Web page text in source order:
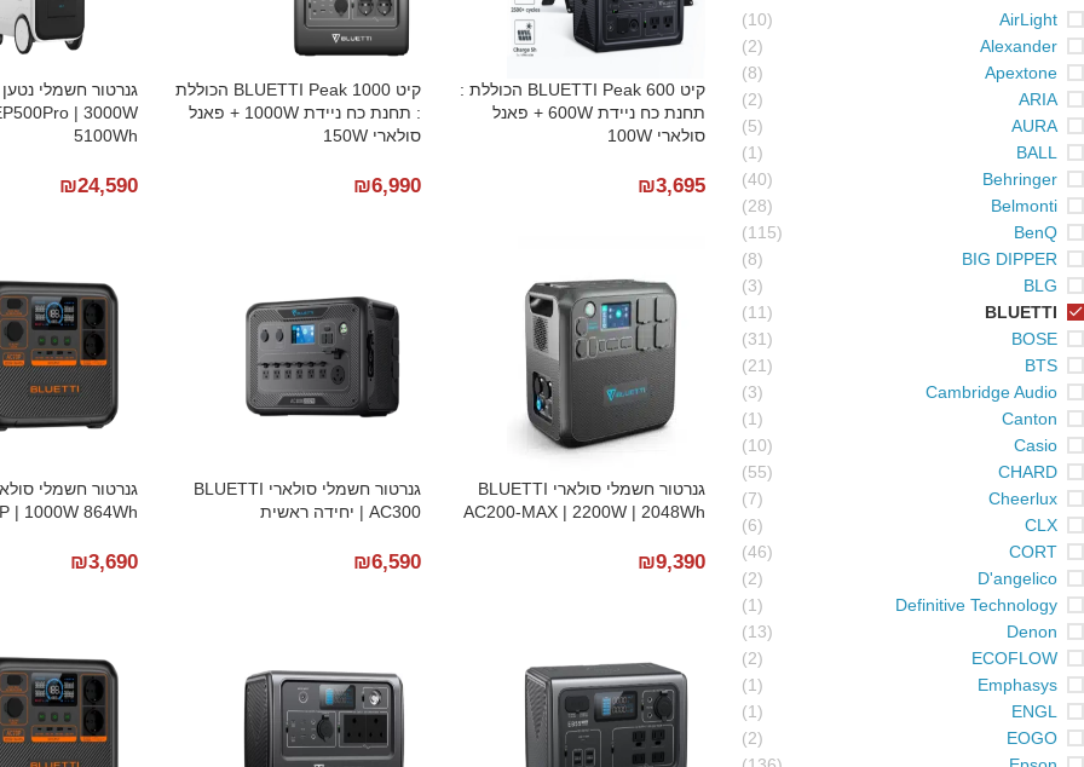
AirLight
(10)
Alexander
(2)
Apextone
(8)
ARIA
(2)
AURA
(5)
BALL
(1)
Behringer
(40)
Belmonti
(28)
BenQ
(115)
BIG DIPPER
(8)
BLG
(3)
BLUETTI
(11)
BOSE
(31)
BTS
(21)
Cambridge Audio
(3)
Canton
(1)
Casio
(10)
CHARD
(55)
Cheerlux
(7)
CLX
(6)
CORT
(46)
D'angelico
(2)
Definitive Technology
(1)
Denon
(13)
ECOFLOW
(2)
Emphasys
(1)
ENGL
(1)
EOGO
(2)
קיט BLUETTI Peak 600 הכוללת :
תחנת כח ניידת 600W + פאנל
סולארי 100W
₪3,695
קיט BLUETTI Peak 1000 הכוללת
: תחנת כח ניידת 1000W + פאנל
סולארי 150W
₪6,990
גנרטור חשמלי נטען
| 3000W
5100Wh
₪24,590
גנרטור חשמלי סולארי BLUETTI
AC200-MAX | 2200W | 2048Wh
₪9,390
גנרטור חשמלי סולארי BLUETTI
AC300 | יחידה ראשית
₪6,590
| 1000W 864Wh
₪3,690